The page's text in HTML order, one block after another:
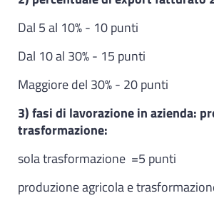
Dal 5 al 10% - 10 punti
Dal 10 al 30% - 15 punti
Maggiore del 30% - 20 punti
3) fasi di lavorazione in azienda:
trasformazione:
sola trasformazione =5 punti
produzione agricola e